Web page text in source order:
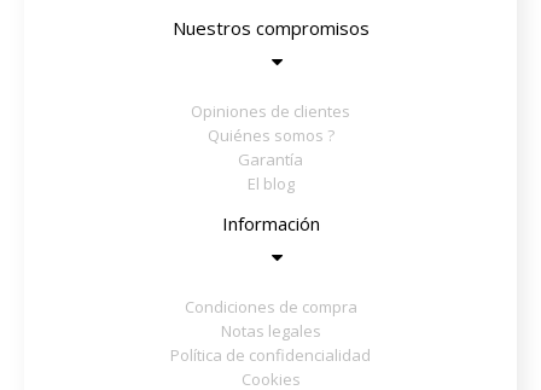
Nuestros compromisos
Opiniones de clientes
Quiénes somos ?
Garantía
El blog
Información
Condiciones de compra
Notas legales
Política de confidencialidad
Cookies